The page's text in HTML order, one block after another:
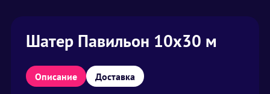
Шатер Павильон 10х30 м
Описание Доставка